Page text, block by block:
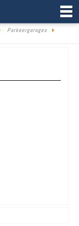
Parkeergarages